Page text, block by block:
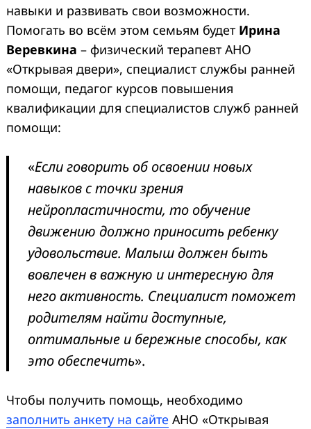
навыки и развивать свои возможности.
Помогать во всём этом семьям будет Ирина
Веревкина – физический терапевт АНО
«Открывая двери», специалист службы ранней
помощи, педагог курсов повышения
квалификации для специалистов служб ранней
помощи:
«Если говорить об освоении новых
навыков с точки зрения
нейропластичности, то обучение
движению должно приносить ребенку
удовольствие. Малыш должен быть
вовлечен в важную и интересную для
него активность. Специалист поможет
родителям найти доступные,
оптимальные и бережные способы, как
это обеспечить».
Чтобы получить помощь, необходимо
заполнить анкету на сайте АНО «Открывая